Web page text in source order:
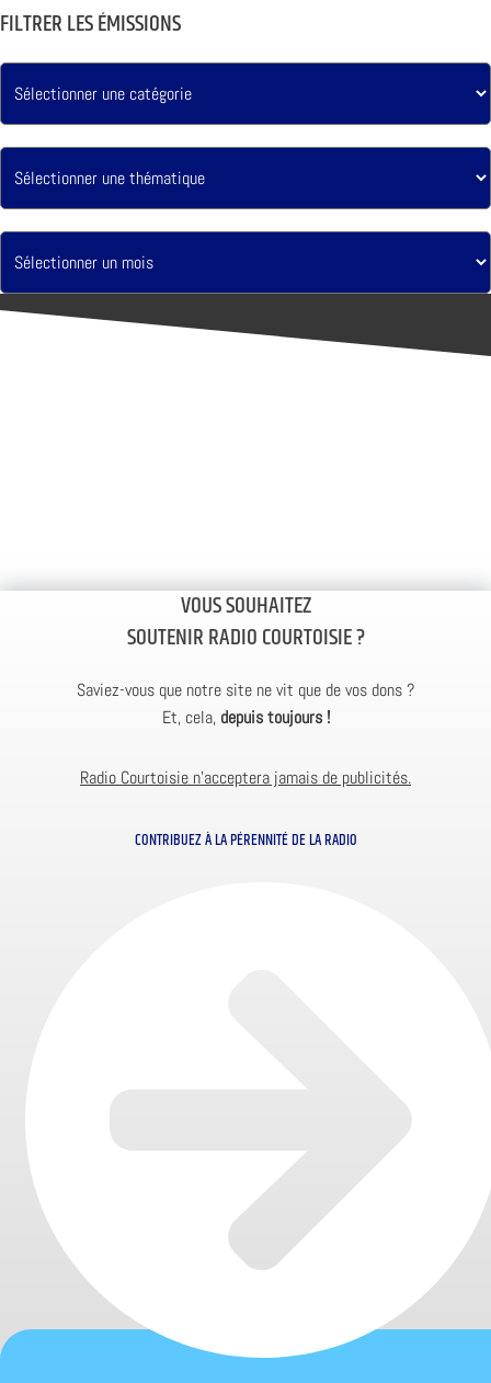
FILTRER LES ÉMISSIONS
VOUS SOUHAITEZ
SOUTENIR RADIO COURTOISIE ?
Saviez-vous que notre site ne vit que de vos dons ?
Et, cela, depuis toujours !
Radio Courtoisie n’acceptera jamais de publicités.
CONTRIBUEZ À LA PÉRENNITÉ DE LA RADIO